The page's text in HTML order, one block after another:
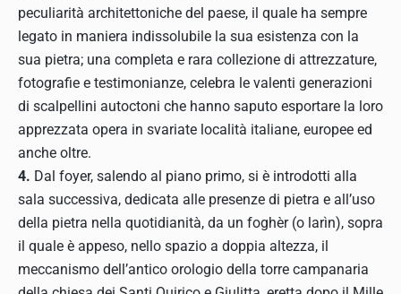
peculiarità architettoniche del paese, il quale ha sempre
legato in maniera indissolubile la sua esistenza con la
sua pietra; una completa e rara collezione di attrezzature,
fotografie e testimonianze, celebra le valenti generazioni
di scalpellini autoctoni che hanno saputo esportare la loro
apprezzata opera in svariate località italiane, europee ed
anche oltre.
4. Dal foyer, salendo al piano primo, si è introdotti alla
sala successiva, dedicata alle presenze di pietra e all’uso
della pietra nella quotidianità, da un foghèr (o larìn), sopra
il quale è appeso, nello spazio a doppia altezza, il
meccanismo dell’antico orologio della torre campanaria